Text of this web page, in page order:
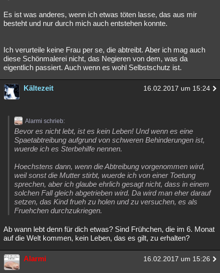
Es ist was anderes, wenn ich etwas töten lasse, das aus mir
besteht und nur durch mich auch entstehen konnte.
Ich verurteile keine Frau per se, die abtreibt. Aber ich mag auch
diese Schönmalerei nicht, das Negieren von dem, was da
eigentlich passiert. Auch wenn es wohl Selbstschutz ist.
Kältezeit 16.02.2017 um 15:24
Alarmi schrieb:
Bevor es nicht lebt, ist es kein Leben! Und wenn es eine
Spaetabtreibung aufgrund von schweren Behinderungen ist,
wuerde ich es Sterbehilfe nennen.
Hoechstens dann, wenn die Abtreibung vorgenommen wird,
weil sonst die Mutter stirbt, wuerde ich von einer Toetung
sprechen, aber ich glaube ehrlich gesagt nicht, dass in einem
solchen Fall gleich abgetrieben wird. Da wird man eher darauf
setzen, das Kind frueh zu holen und zu versuchen, es als
Fruehchen durchzukriegen.
Ab wann lebt denn für dich etwas? Sind Frühchen, die im 6. Monat
auf die Welt kommen, kein Leben, das es gilt, zu erhalten?
Alarmi 16.02.2017 um 15:26